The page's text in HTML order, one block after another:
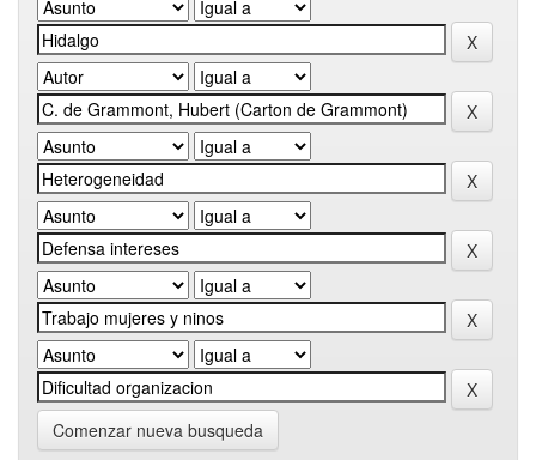
Comenzar nueva busqueda